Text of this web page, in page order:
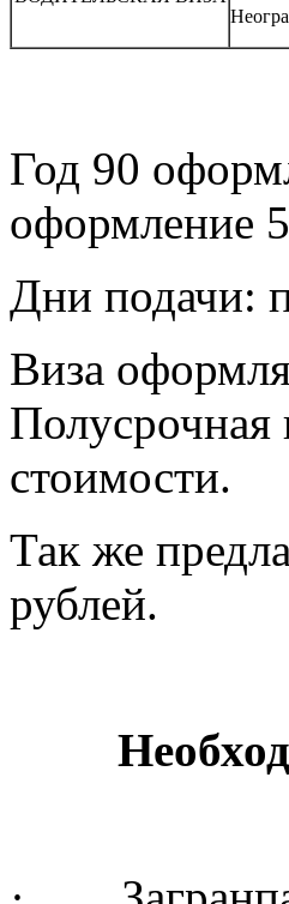
Год 90
оформление
Дни подачи:
Виза
Полусрочная
стоимости.
Так же
рублей.